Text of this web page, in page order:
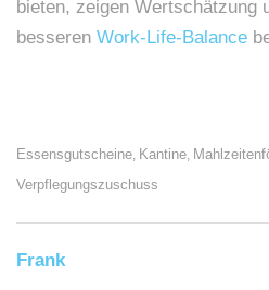
bieten, zeigen Wertschätzung
besseren Work-Life-Balance
Essensgutscheine, Kantine,
Verpflegungszuschuss
Frank